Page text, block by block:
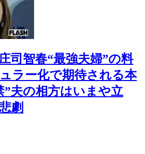
司智春“最強夫婦”の料
ラー化で期待される本
”夫の相方はいまや立
劇